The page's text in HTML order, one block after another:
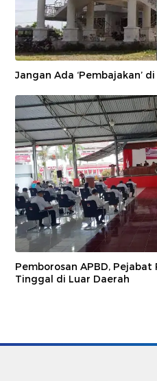
Pemborosan APBD, Pejabat
Tinggal di Luar Daerah